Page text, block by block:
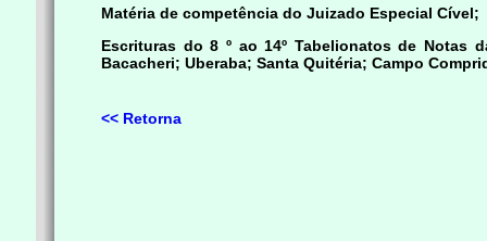
Matéria de competência do Juizado Especial Cível;
Escrituras do 8 º ao 14º Tabelionatos de Notas
Bacacheri; Uberaba; Santa Quitéria; Campo
<< Retorna